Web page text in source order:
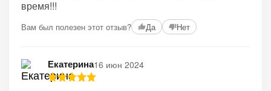
время!!!
Вам был полезен этот отзыв? Да Нет
Екатерина16 июн 2024